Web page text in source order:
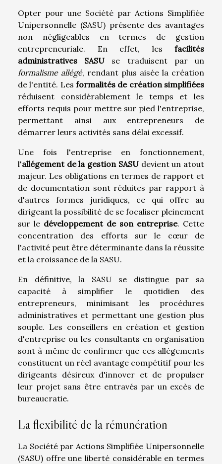
Opter pour une Société par Actions Simplifiée
Unipersonnelle (SASU) présente des avantages
non négligeables en termes de gestion
entrepreneuriale. En effet, les facilités
administratives SASU se traduisent par un
formalisme allégé, rendant plus aisée la création
de l'entité. Les formalités de création simplifiées
réduisent considérablement le temps et les
efforts requis pour mettre sur pied l'entreprise,
permettant ainsi aux entrepreneurs de
démarrer leurs activités sans délai excessif.
Une fois l'entreprise en fonctionnement,
l'allégement de la gestion SASUdevient un atout
majeur. Les obligations en termes de rapport et
de documentation sont réduites par rapport à
d'autres formes juridiques, ce qui offre au
dirigeant la possibilité de se focaliser pleinement
sur le développement de son entreprise. Cette
concentration des efforts sur le cœur de
l'activité peut être déterminante dans la réussite
et la croissance de la SASU.
En définitive, la SASU se distingue par sa
capacité à simplifier le quotidien des
entrepreneurs, minimisant les procédures
administratives et permettant une gestion plus
souple. Les conseillers en création et gestion
d'entreprise ou les consultants en organisation
sont à même de confirmer que ces allègements
constituent un réel avantage compétitif pour les
dirigeants désireux d'innover et de propulser
leur projet sans être entravés par un excès de
bureaucratie.
La flexibilité de la rémunération
La Société par Actions Simplifiée Unipersonnelle
(SASU) offre une liberté considérable en termes